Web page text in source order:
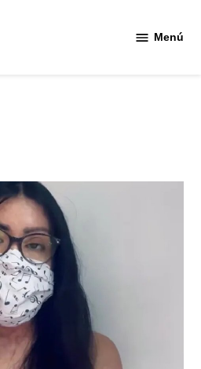
Menú